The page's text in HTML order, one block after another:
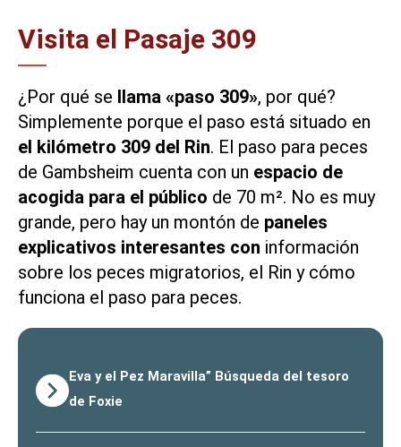
Visita el Pasaje 309
¿Por qué se llama «paso 309», por qué?
Simplemente porque el paso está situado en
el kilómetro 309 del Rin. El paso para peces
de Gambsheim cuenta con un espacio de
acogida para el público de 70 m². No es muy
grande, pero hay un montón de paneles
explicativos interesantes con información
sobre los peces migratorios, el Rin y cómo
funciona el paso para peces.
Eva y el Pez Maravilla” Búsqueda del tesoro
de Foxie